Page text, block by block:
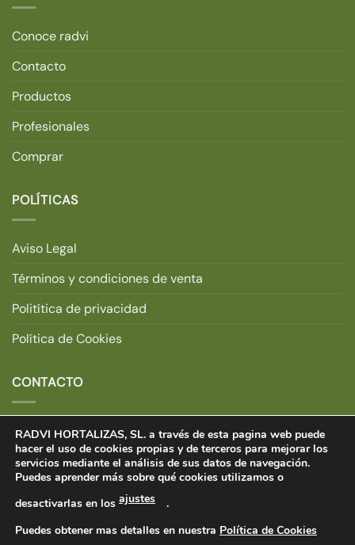
Conoce radvi
Contacto
Productos
Profesionales
Comprar
POLÍTICAS
Aviso Legal
Términos y condiciones de venta
Politítica de privacidad
Política de Cookies
CONTACTO
31251 Larraga, Navarra.
Teléfono: +34 948 711 520.
E-mail:tiendaonline@radvihortalizas.com
RADVI HORTALIZAS, SL. a través de esta pagina web puede
hacer el uso de cookies propias y de terceros para mejorar los
servicios mediante el análisis de sus datos de navegación.
Puedes aprender más sobre qué cookies utilizamos o
desactivarlas en los ajustes
.
Puedes obtener mas detalles en nuestra Política de Cookies